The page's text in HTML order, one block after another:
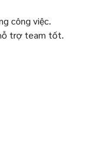
công việc.
trợ team tốt.